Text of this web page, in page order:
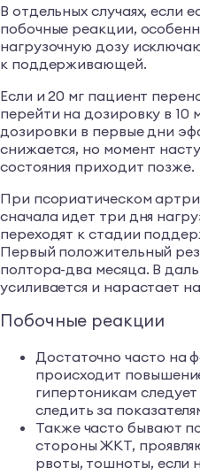
В отдельных случаях, если
побочные реакции,
нагрузочную дозу
к поддерживающей.
Если и 20 мг пациент
перейти на дозировку в 10
дозировки в первые дни
снижается, но момент
состояния приходит позже.
При псориатическом
сначала идет три дня
переходят к стадии
Первый положительный
полтора-два месяца. В
усиливается и нарастает
Побочные реакции
Достаточно часто на
происходит
гипертоникам
следить за
Также часто бывают
стороны ЖКТ,
рвоты, тошноты, если